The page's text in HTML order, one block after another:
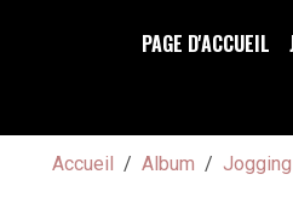
PAGE D'ACCUEIL
Accueil Album